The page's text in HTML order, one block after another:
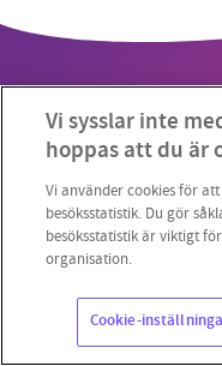
Copyright 2023 ©
utveckla vårt
Stötta vårt arbete
Vi sysslar inte
hoppas att du är
Vi använder cookies för
besöksstatistik. Du gör
besöksstatistik är viktigt
organisation.
Cookie-